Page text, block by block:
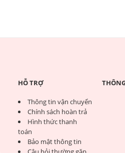
HỖ TRỢ
Thông tin vận chuyển
Chính sách hoàn trả
Hình thức thanh
toán
Bảo mật thông tin